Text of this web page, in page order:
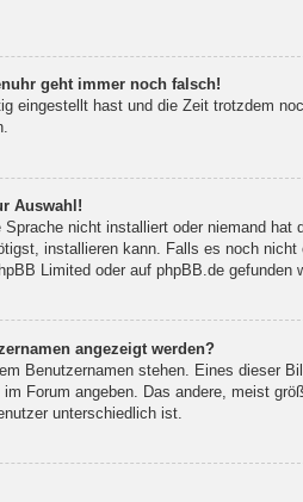
geht immer noch falsch!
eingestellt hast und die Zeit trotzdem
Auswahl!
nicht installiert oder niemand
installieren kann. Falls es noch
Limited oder auf phpBB.degefunden
angezeigt werden?
Benutzernamen stehen. Eines dieser
Forum angeben. Das andere, meist
unterschiedlich ist.